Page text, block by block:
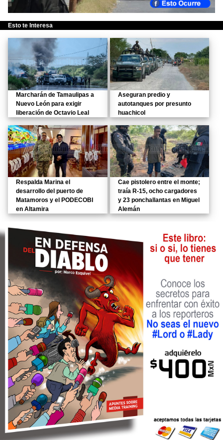
Esto te Interesa
Marcharán de Tamaulipas a
Nuevo León para exigir
liberación de Octavio Leal
Aseguran predio y
autotanques por presunto
huachicol
Respalda Marina el
desarrollo del puerto de
Matamoros y el PODECOBI
en Altamira
Cae pistolero entre el monte;
traía R-15, ocho cargadores
y 23 ponchallantas en Miguel
Alemán